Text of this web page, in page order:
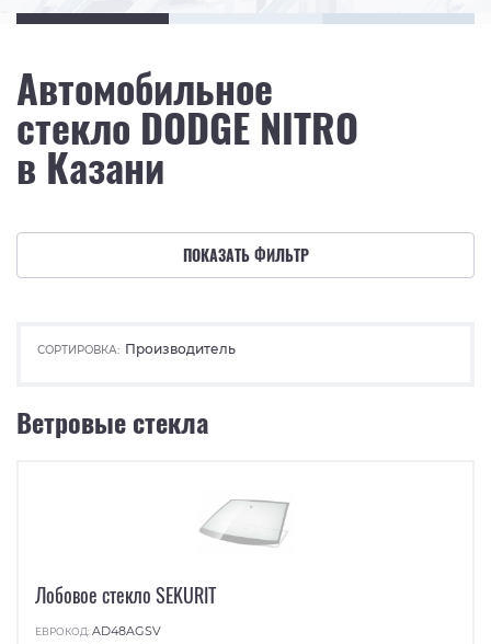
Автомобильное
стекло DODGE NITRO
в Казани
ПОКАЗАТЬ ФИЛЬТР
СОРТИРОВКА: Производитель
Ветровые стекла
Лобовое стекло SEKURIT
ЕВРОКОД:AD48AGSV